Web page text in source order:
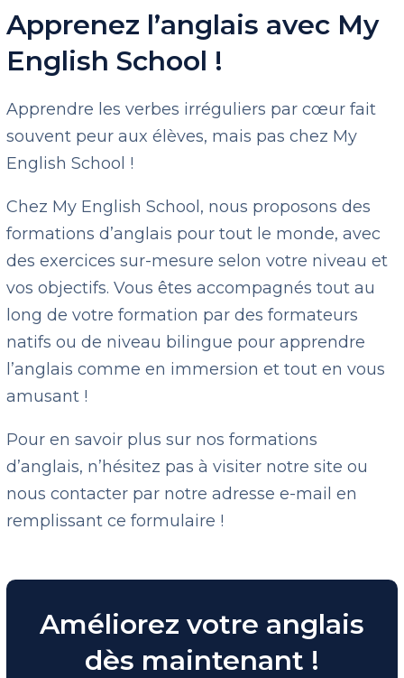
Apprenez l’anglais avec My
English School !
Apprendre les verbes irréguliers par cœur fait
souvent peur aux élèves, mais pas chez My
English School !
Chez My English School, nous proposons des
formations d’anglais pour tout le monde, avec
des exercices sur-mesure selon votre niveau et
vos objectifs. Vous êtes accompagnés tout au
long de votre formation par des formateurs
natifs ou de niveau bilingue pour apprendre
l’anglais comme en immersion et tout en vous
amusant !
Pour en savoir plus sur nos formations
d’anglais, n’hésitez pas à visiter notre site ou
nous contacter par notre adresse e-mail en
remplissant ce formulaire !
Améliorez votre anglais
dès maintenant !